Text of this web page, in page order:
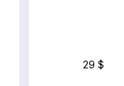
29 $